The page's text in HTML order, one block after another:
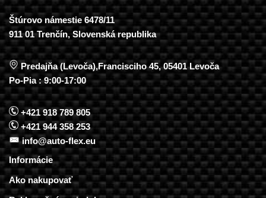
Štúrovo námestie 6478/11
911 01 Trenčín, Slovenská republika
Predajňa (Levoča),Francisciho 45, 05401 Levoča
Po-Pia : 9:00-17:00
+421 918 789 805
+421 944 358 253
info@auto-flex.eu
Informácie
Ako nakupovať